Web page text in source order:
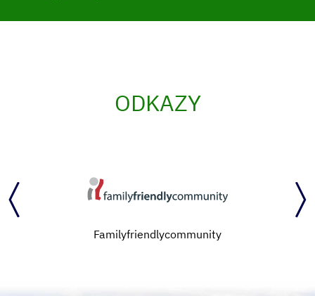
ODKAZY
Familyfriendlycommunity